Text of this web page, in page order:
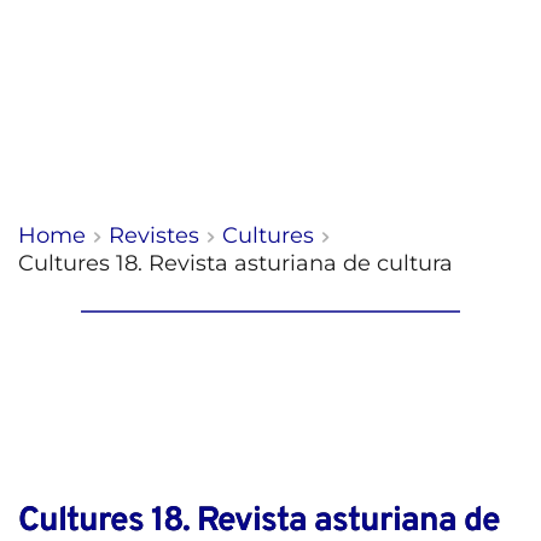
Home Revistes
Cultures
Cultures 18. Revista asturiana de cultura
Cultures 18. Revista asturiana de